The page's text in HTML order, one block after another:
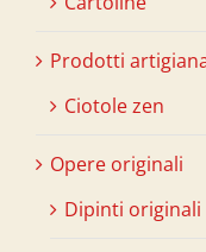
Prodotti
Ciotole zen
Opere originali
Dipinti originali